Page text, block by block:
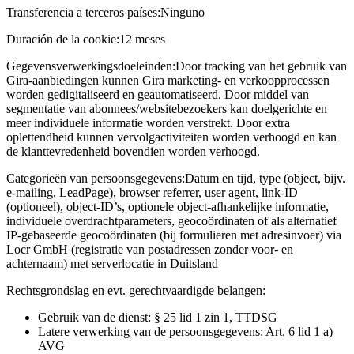
Transferencia a terceros países:Ninguno
Duración de la cookie:12 meses
Gegevensverwerkingsdoeleinden:Door tracking van het gebruik van
Gira-aanbiedingen kunnen Gira marketing- en verkoopprocessen
worden gedigitaliseerd en geautomatiseerd. Door middel van
segmentatie van abonnees/websitebezoekers kan doelgerichte en
meer individuele informatie worden verstrekt. Door extra
oplettendheid kunnen vervolgactiviteiten worden verhoogd en kan
de klanttevredenheid bovendien worden verhoogd.
Categorieën van persoonsgegevens:Datum en tijd, type (object, bijv.
e-mailing, LeadPage), browser referrer, user agent, link-ID
(optioneel), object-ID’s, optionele object-afhankelijke informatie,
individuele overdrachtparameters, geocoördinaten of als alternatief
IP-gebaseerde geocoördinaten (bij formulieren met adresinvoer) via
Locr GmbH (registratie van postadressen zonder voor- en
achternaam) met serverlocatie in Duitsland
Rechtsgrondslag en evt. gerechtvaardigde belangen:
Gebruik van de dienst: § 25 lid 1 zin 1, TTDSG
Latere verwerking van de persoonsgegevens: Art. 6 lid 1 a)
AVG